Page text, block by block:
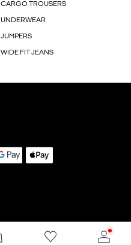
CARGO TROUSERS
UNDERWEAR
JUMPERS
WIDE FIT JEANS